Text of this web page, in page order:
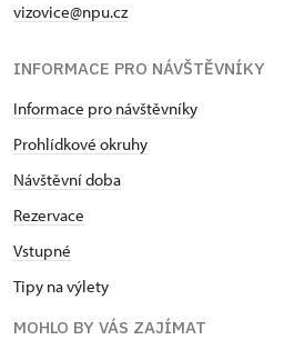
vizovice@npu.cz
INFORMACE PRO NÁVŠTĚVNÍKY
Informace pro návštěvníky
Prohlídkové okruhy
Návštěvní doba
Rezervace
Vstupné
Tipy na výlety
MOHLO BY VÁS ZAJÍMAT